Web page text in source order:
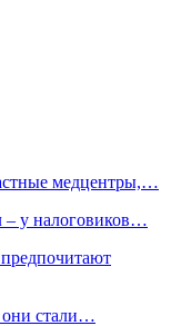
медцентры,…
– у налоговиков…
они стали…